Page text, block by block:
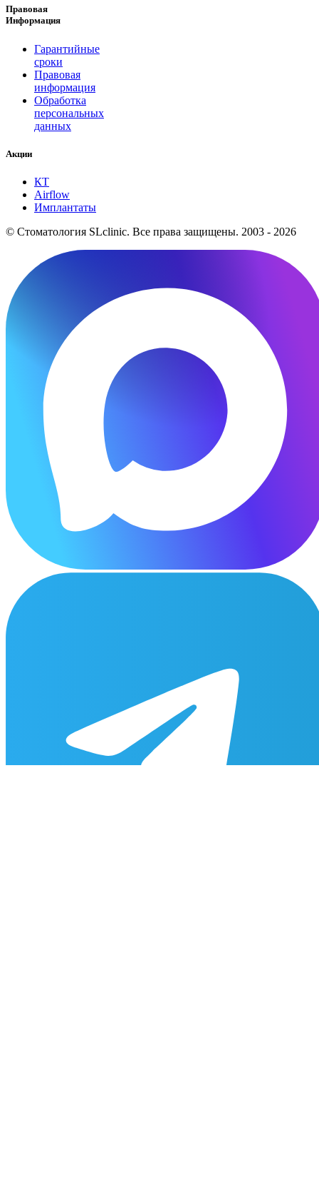
Правовая
Информация
Гарантийные
сроки
Правовая
информация
Обработка
персональных
данных
Акции
КТ
Airflow
Имплантаты
© Стоматология SLclinic. Все права защищены. 2003 - 2026